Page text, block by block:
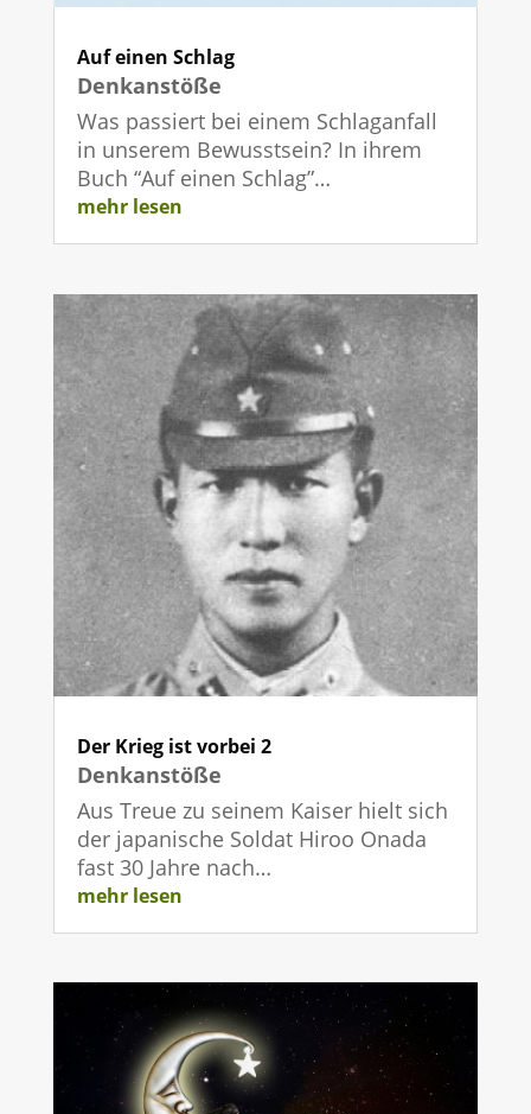
Auf einen Schlag
Denkanstöße
Was passiert bei einem Schlaganfall
in unserem Bewusstsein? In ihrem
Buch “Auf einen Schlag”…
mehr lesen
Der Krieg ist vorbei 2
Denkanstöße
Aus Treue zu seinem Kaiser hielt sich
der japanische Soldat Hiroo Onada
fast 30 Jahre nach…
mehr lesen